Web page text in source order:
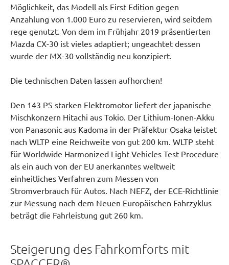
Möglichkeit, das Modell als First Edition gegen
Anzahlung von 1.000 Euro zu reservieren, wird seitdem
rege genutzt. Von dem im Frühjahr 2019 präsentierten
Mazda CX-30 ist vieles adaptiert; ungeachtet dessen
wurde der MX-30 vollständig neu konzipiert.
Die technischen Daten lassen aufhorchen!
Den 143 PS starken Elektromotor liefert der japanische
Mischkonzern Hitachi aus Tokio. Der Lithium-Ionen-Akku
von Panasonic aus Kadoma in der Präfektur Osaka leistet
nach WLTP eine Reichweite von gut 200 km. WLTP steht
für Worldwide Harmonized Light Vehicles Test Procedure
als ein auch von der EU anerkanntes weltweit
einheitliches Verfahren zum Messen von
Stromverbrauch für Autos. Nach NEFZ, der ECE-Richtlinie
zur Messung nach dem Neuen Europäischen Fahrzyklus
beträgt die Fahrleistung gut 260 km.
Steigerung des Fahrkomforts mit